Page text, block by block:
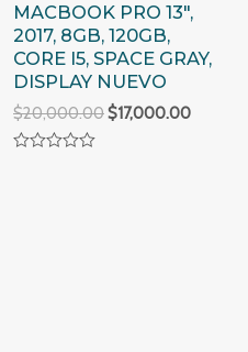
MACBOOK PRO 13″,
2017, 8GB, 120GB,
CORE I5, SPACE GRAY,
DISPLAY NUEVO
$20,000.00$17,000.00